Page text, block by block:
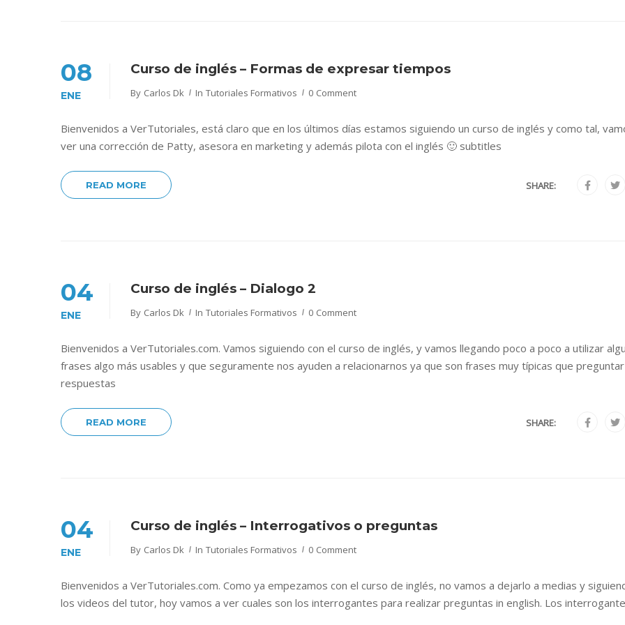
08
ENE
Curso de inglés – Formas de expresar tiempos
By Carlos Dk In Tutoriales Formativos 0 Comment
Bienvenidos a VerTutoriales, está claro que en los últimos días estamos siguiendo un curso de inglés y como tal,
ver una corrección de Patty, asesora en marketing y además pilota con el inglés 🙂 subtitles
READ MORE SHARE:
04
ENE
Curso de inglés – Dialogo 2
By Carlos Dk In Tutoriales Formativos 0 Comment
Bienvenidos a VerTutoriales.com. Vamos siguiendo con el curso de inglés, y vamos llegando poco a poco a utilizar
frases algo más usables y que seguramente nos ayuden a relacionarnos ya que son frases muy típicas que
respuestas
READ MORE SHARE:
04
ENE
Curso de inglés – Interrogativos o preguntas
By Carlos Dk In Tutoriales Formativos 0 Comment
Bienvenidos a VerTutoriales.com. Como ya empezamos con el curso de inglés, no vamos a dejarlo a medias y
los videos del tutor, hoy vamos a ver cuales son los interrogantes para realizar preguntas in english. Los